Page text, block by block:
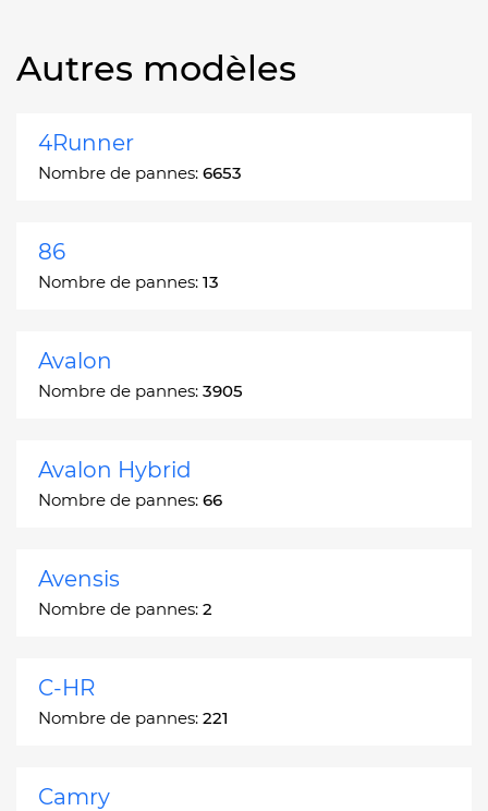
Autres modèles
4Runner
Nombre de pannes: 6653
86
Nombre de pannes: 13
Avalon
Nombre de pannes: 3905
Avalon Hybrid
Nombre de pannes: 66
Avensis
Nombre de pannes: 2
C-HR
Nombre de pannes: 221
Camry